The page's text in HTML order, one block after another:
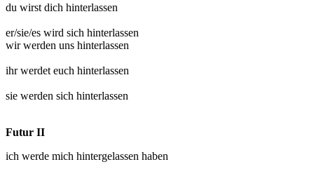
du wirst dich hinterlassen
er/sie/es wird sich hinterlassen
wir werden uns hinterlassen
ihr werdet euch hinterlassen
sie werden sich hinterlassen
Futur II
ich werde mich hintergelassen haben